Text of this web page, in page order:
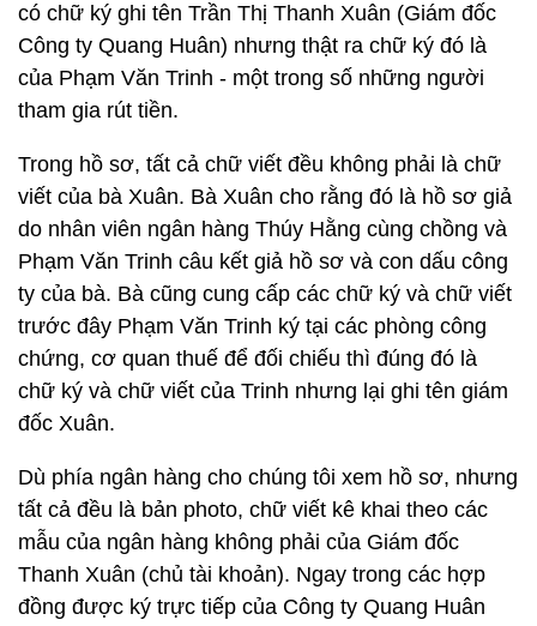
có chữ ký ghi tên Trần Thị Thanh Xuân (Giám đốc
Công ty Quang Huân) nhưng thật ra chữ ký đó là
của Phạm Văn Trinh - một trong số những người
tham gia rút tiền.
Trong hồ sơ, tất cả chữ viết đều không phải là chữ
viết của bà Xuân. Bà Xuân cho rằng đó là hồ sơ giả
do nhân viên ngân hàng Thúy Hằng cùng chồng và
Phạm Văn Trinh câu kết giả hồ sơ và con dấu công
ty của bà. Bà cũng cung cấp các chữ ký và chữ viết
trước đây Phạm Văn Trinh ký tại các phòng công
chứng, cơ quan thuế để đối chiếu thì đúng đó là
chữ ký và chữ viết của Trinh nhưng lại ghi tên giám
đốc Xuân.
Dù phía ngân hàng cho chúng tôi xem hồ sơ, nhưng
tất cả đều là bản photo, chữ viết kê khai theo các
mẫu của ngân hàng không phải của Giám đốc
Thanh Xuân (chủ tài khoản). Ngay trong các hợp
đồng được ký trực tiếp của Công ty Quang Huân